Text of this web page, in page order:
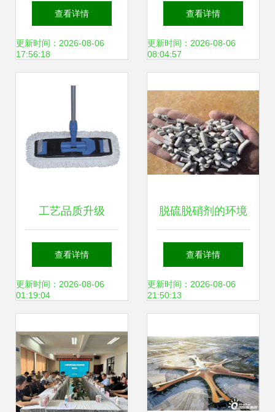
能源绿色工厂与新
材料的全球实践
查看详情
更新时间：2026-08-06
17:56:18
转化项目推介会 环
保科技领域的技术
查看详情
更新时间：2026-08-06
08:04:57
工艺品质升级
40CM美式平拖套
装引领环保清洁新
查看详情
更新时间：2026-08-06
01:19:04
脱硫脱硝剂的环境
影响 当前环保技术
及开发视角下的分
查看详情
更新时间：2026-08-06
21:50:13